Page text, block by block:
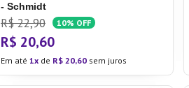
- Schmidt
R$ 22,90 10% OFF
R$ 20,60
Em até 1 de R$ 20,60sem juros